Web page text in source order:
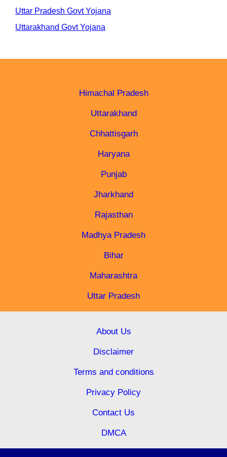
Uttar Pradesh Govt Yojana
Uttarakhand Govt Yojana
Himachal Pradesh
Uttarakhand
Chhattisgarh
Haryana
Punjab
Jharkhand
Rajasthan
Madhya Pradesh
Bihar
Maharashtra
Uttar Pradesh
About Us
Disclaimer
Terms and conditions
Privacy Policy
Contact Us
DMCA